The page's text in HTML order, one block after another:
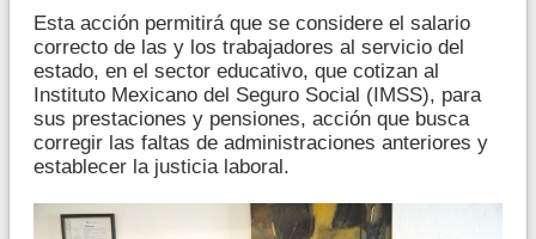
Esta acción permitirá que se considere el salario
correcto de las y los trabajadores al servicio del
estado, en el sector educativo, que cotizan al
Instituto Mexicano del Seguro Social (IMSS), para
sus prestaciones y pensiones, acción que busca
corregir las faltas de administraciones anteriores y
establecer la justicia laboral.